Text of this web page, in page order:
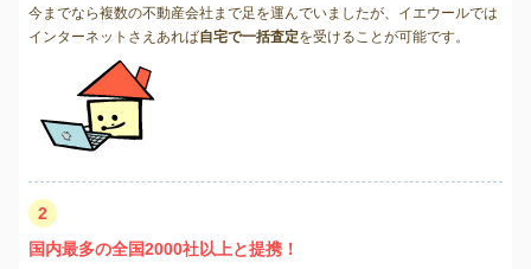
今までなら複数の不動産会社まで足を運んでいましたが、イエウールでは
インターネットさえあれば自宅で一括査定を受けることが可能です。
2
国内最多の全国2000社以上と提携！